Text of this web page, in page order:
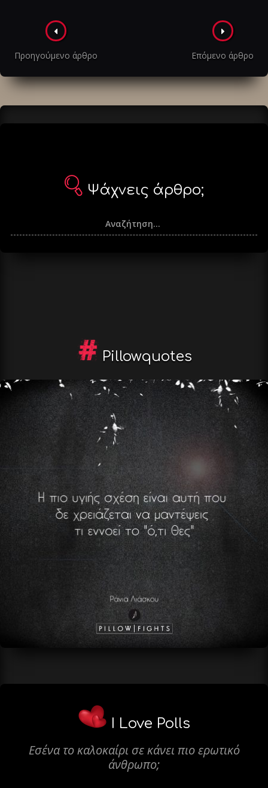
Πλοήγηση
στα
άρθρα
Προηγούμενο άρθρο Επόμενο άρθρο
Ψάχνεις άρθρο;
Pillowquotes
I Love Polls
Εσένα το καλοκαίρι σε κάνει πιο ερωτικό
άνθρωπο;